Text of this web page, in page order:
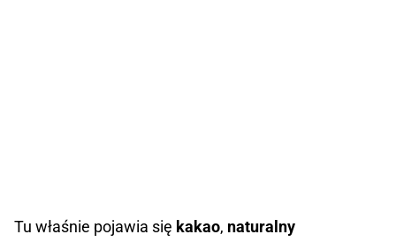
Tu właśnie pojawia się kakao, naturalny